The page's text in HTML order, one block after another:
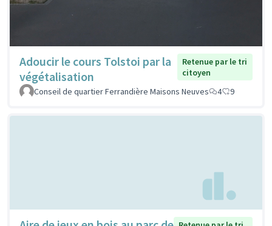
Adoucir le cours Tolstoi par la
végétalisation
Retenue par le tri
citoyen
Conseil de quartier Ferrandière Maisons Neuves
4 9